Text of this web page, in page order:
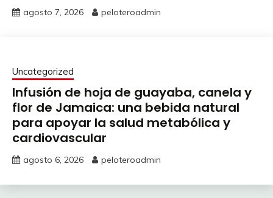
agosto 7, 2026 peloteroadmin
Uncategorized
Infusión de hoja de guayaba, canela y
flor de Jamaica: una bebida natural
para apoyar la salud metabólica y
cardiovascular
agosto 6, 2026 peloteroadmin